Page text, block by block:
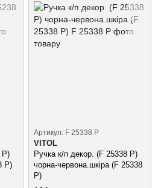
P)
P)
Артикул: F 25338 P
VITOL
Ручка к/п декор. (F 25338 P)
чорна-червона.шкіра (F 25338
P)